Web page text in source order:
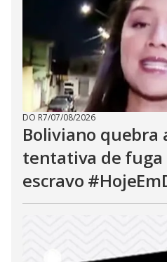
DO R7/07/08/2026
Boliviano quebra
tentativa de
escravo